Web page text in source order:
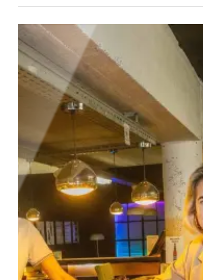
tradities, normen, waarden en sociale praktijken
generatie. Door cultuur kunnen mensen…